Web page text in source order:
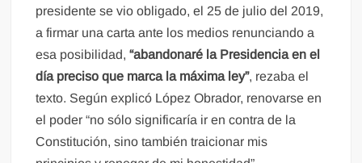
presidente se vio obligado, el 25 de julio del 2019,
a firmar una carta ante los medios renunciando a
esa posibilidad,“abandonaré la Presidencia en el
día preciso que marca la máxima ley”, rezaba el
texto. Según explicó López Obrador, renovarse en
el poder “no sólo significaría ir en contra de la
Constitución, sino también traicionar mis